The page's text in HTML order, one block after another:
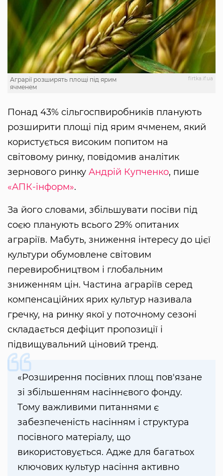
firtka.if.ua
Аграрії розширять площі під ярим
ячменем
Понад 43% сільгоспвиробників планують
розширити площі під ярим ячменем, який
користується високим попитом на
світовому ринку, повідомив аналітик
зернового ринку Андрій Купченко, пише
«АПК-інформ».
За його словами, збільшувати посіви під
соєю планують всього 29% опитаних
аграріїв. Мабуть, зниження інтересу до цієї
культури обумовлене світовим
перевиробництвом і глобальним
зниженням цін. Частина аграріїв серед
компенсаційних ярих культур називала
гречку, на ринку якої у поточному сезоні
складається дефіцит пропозиції і
підвищувальний ціновий тренд.
«Розширення посівних площ пов'язане
зі збільшенням насіннєвого фонду.
Тому важливими питаннями є
забезпеченість насінням і структура
посівного матеріалу, що
використовується. Адже для багатьох
ключових культур насіння активно